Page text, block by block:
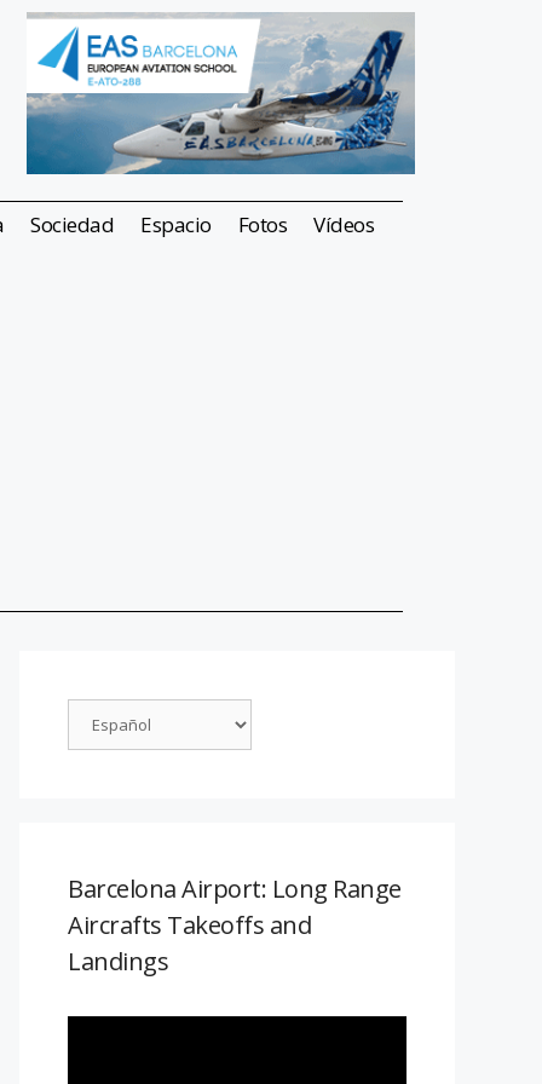
Sociedad Espacio Fotos Vídeos
Barcelona Airport: Long Range
Aircrafts Takeoffs and
Landings